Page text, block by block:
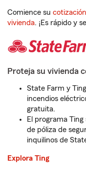
Comience su
vivienda. ¡Es rápido y
Proteja su vivienda
State Farm y
incendios
gratuita.
El programa
de póliza de
inquilinos de
Explora Ting